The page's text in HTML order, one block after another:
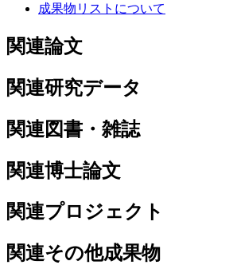
成果物リストについて
関連論文
関連研究データ
関連図書・雑誌
関連博士論文
関連プロジェクト
関連その他成果物